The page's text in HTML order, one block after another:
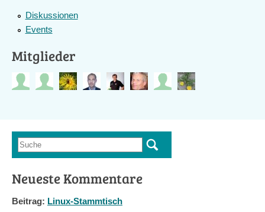
Diskussionen
Events
Mitglieder
Suchformular
Suche
Neueste Kommentare
Beitrag: Linux-Stammtisch